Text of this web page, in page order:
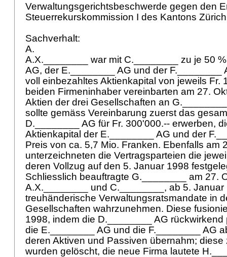
Verwaltungsgerichtsbeschwerde gegen den
Steuerrekurskommission I des Kantons
Sachverhalt:
A.
A.X.________ war mit C.________ zu je 50
AG, der E.________ AG und der F.________
voll einbezahltes Aktienkapital von jeweils Fr.
beiden Firmeninhaber vereinbarten am 27.
Aktien der drei Gesellschaften an
sollte gemäss Vereinbarung zuerst das
D.________ AG für Fr. 300'000.-- erwerben,
Aktienkapital der E.________ AG und der
Preis von ca. 5,7 Mio. Franken. Ebenfalls am
unterzeichneten die Vertragsparteien die
deren Vollzug auf den 5. Januar 1998
Schliesslich beauftragte G.________ am 27.
A.X.________ und C.________, ab 5. Januar
treuhänderische Verwaltungsratsmandate in
Gesellschaften wahrzunehmen. Diese
1998, indem die D.________ AG
die E.________ AG und die F.________ AG
deren Aktiven und Passiven übernahm;
wurden gelöscht, die neue Firma lautete